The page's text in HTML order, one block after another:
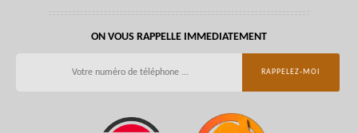
ON VOUS RAPPELLE IMMEDIATEMENT